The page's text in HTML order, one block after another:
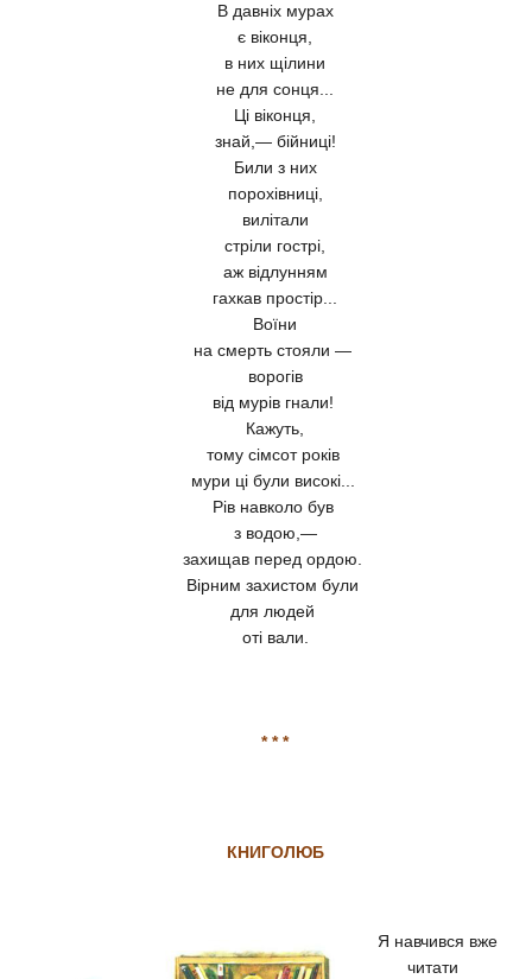
В давніх мурах
є віконця,
в них щілини
не для сонця...
Ці віконця,
знай,— бійниці!
Били з них
порохівниці,
вилітали
стріли гострі,
аж відлунням
гахкав простір...
Воїни
на смерть стояли —
ворогів
від мурів гнали!
Кажуть,
тому сімсот років
мури ці були високі...
Рів навколо був
з водою,—
захищав перед ордою.
Вірним захистом були
для людей
оті вали.
* * *
КНИГОЛЮБ
Я навчився вже
читати